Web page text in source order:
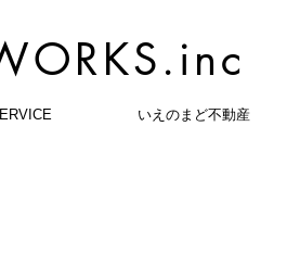
いえのまど不動産